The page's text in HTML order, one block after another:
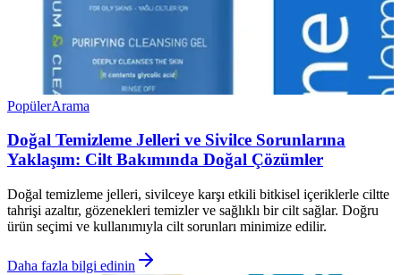
PopülerArama
Doğal Temizleme Jelleri ve Sivilce Sorunlarına
Yaklaşım: Cilt Bakımında Doğal Çözümler
Doğal temizleme jelleri, sivilceye karşı etkili bitkisel içeriklerle ciltte
tahrişi azaltır, gözenekleri temizler ve sağlıklı bir cilt sağlar. Doğru
ürün seçimi ve kullanımıyla cilt sorunları minimize edilir.
Daha fazla bilgi edinin